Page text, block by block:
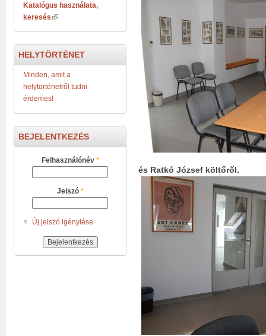
és Ratkó József költőről.
Katalógus használata,
keresés
HELYTÖRTÉNET
Minden, amit a
helytörténetről tudni
érdemes!
BEJELENTKEZÉS
Felhasználónév *
Jelszó *
Új jelszó igénylése